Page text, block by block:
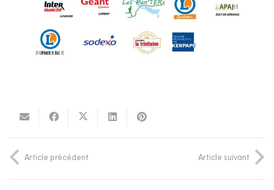
Article précédent Article suivant